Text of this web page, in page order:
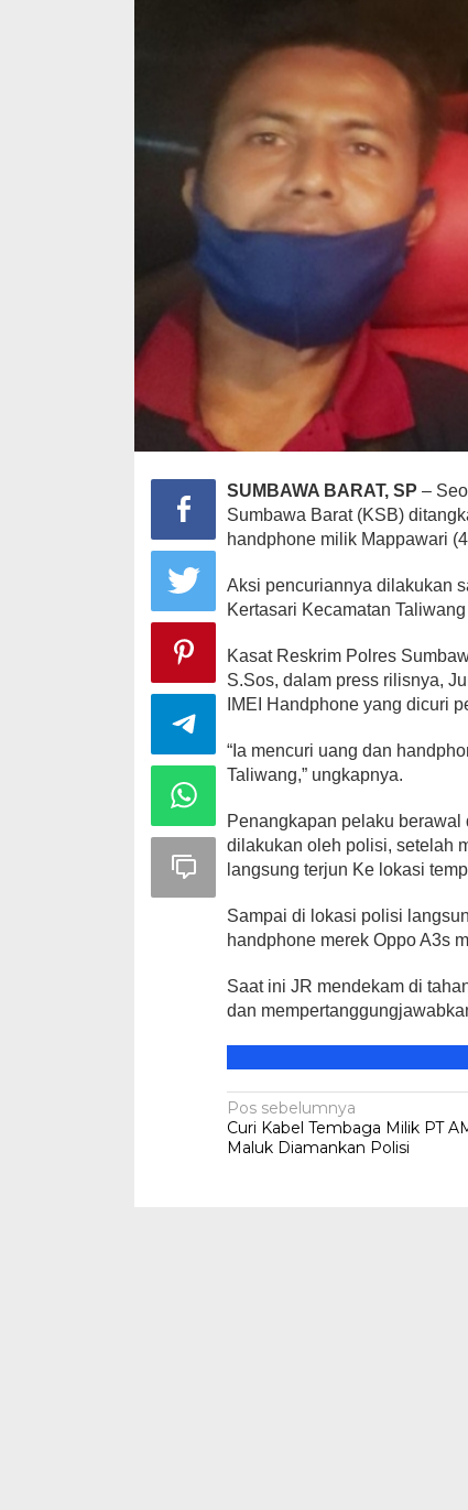
SUMBAWA BARAT, SP –
Sumbawa Barat (KSB)
handphone milik Mappawari
Aksi pencuriannya dilakukan
Kertasari Kecamatan
Kasat Reskrim Polres
S.Sos, dalam press rilisnya,
IMEI Handphone yang dicuri
“Ia mencuri uang dan
Taliwang,” ungkapnya.
Penangkapan pelaku
dilakukan oleh polisi, setelah
langsung terjun Ke lokasi
Sampai di lokasi polisi
handphone merek Oppo A3s
Saat ini JR mendekam di
dan
Navigasi
pos
Pos sebelumnya
Curi Kabel Tembaga Milik PT
Maluk Diamankan Polisi
Nurjannah
Sarat
Di HEADLINE,